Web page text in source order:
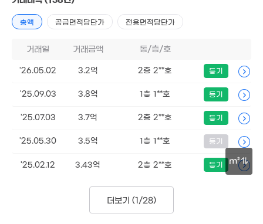
5.13억
141m²
4.46억
111m²
1.51억
'24. 08
m²
총액 공급면적당단가 전용면적당단가
거래일 거래금액 동/층/호
'26.05.02 3.2억 2층 2**호 등기
'25.09.03 3.8억 1층 1**호 등기
'25.07.03 3.7억 2층 2**호 등기
'25.05.30 3.5억 1층 1**호 등기
'25.02.12 3.43억 2층 2**호 등기
더보기 (1/28)